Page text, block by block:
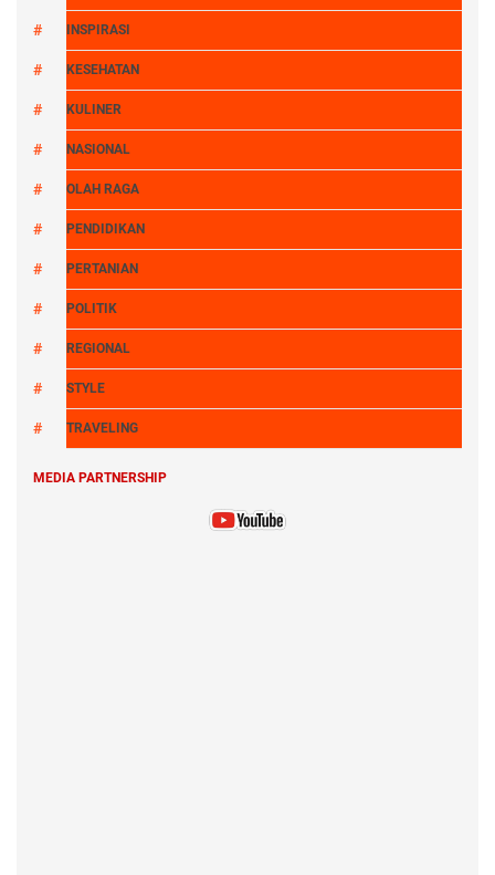
INSPIRASI
KESEHATAN
KULINER
NASIONAL
OLAH RAGA
PENDIDIKAN
PERTANIAN
POLITIK
REGIONAL
STYLE
TRAVELING
MEDIA PARTNERSHIP